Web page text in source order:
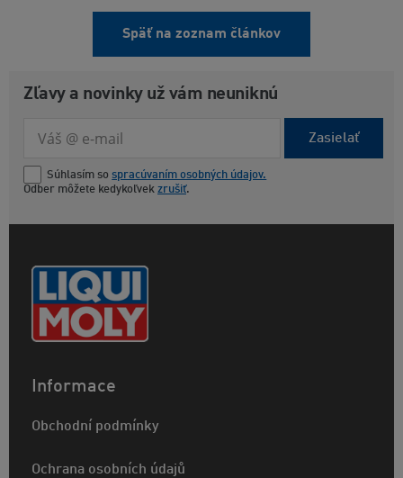
Späť na zoznam článkov
Zľavy a novinky už vám neuniknú
Zasielať
Súhlasím so spracúvaním osobných údajov.
Odber môžete kedykoľvek zrušiť.
Informace
Obchodní podmínky
Ochrana osobních údajů